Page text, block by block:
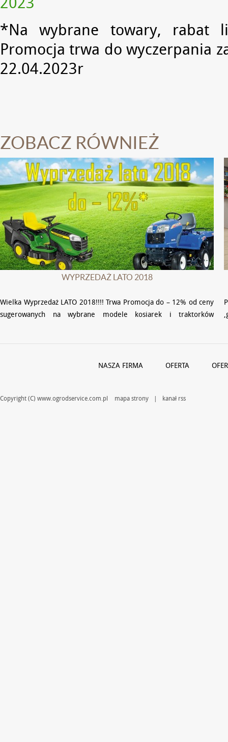
*Na wybrane towary, rabat
Promocja trwa do wyczerpania
22.04.2023r
ZOBACZ RÓWNIEŻ
WYPRZEDAŻ LATO 2018
Wielka Wyprzedaż LATO 2018!!!! Trwa Promocja do – 12% od ceny
sugerowanych na wybrane modele kosiarek i traktorków
NASZA FIRMA OFERTA
Copyright (C) www.ogrodservice.com.pl mapa strony | kanał rss